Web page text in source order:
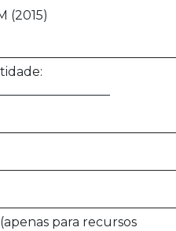
(2015)
(apenas para recursos